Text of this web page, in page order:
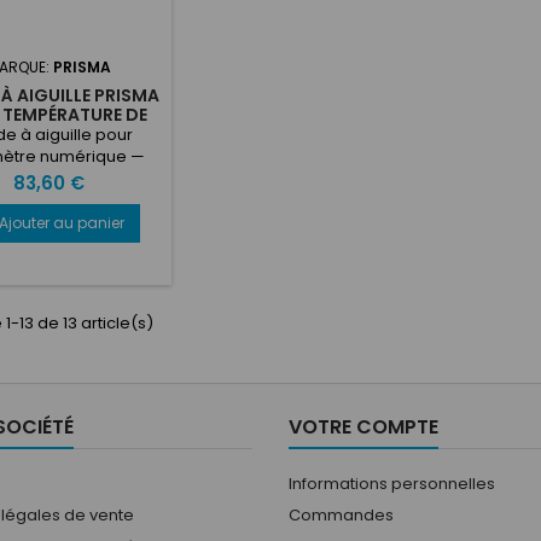
PRISMA
AIGUILLE PRISMA
DE
PNEU
à aiguille pour
numérique —
de type K
température : 0°C
Diamètre de la
: 0,5 mm
Prix
83,60 €
Ajouter au panier
13 de 13 article(s)
de vente
VOTRE COMPTE
Informations personnelles
Commandes